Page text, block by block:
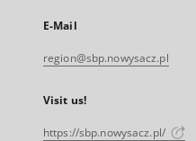
E-Mail
region@sbp.nowysacz.pl
Visit us!
https://sbp.nowysacz.pl/